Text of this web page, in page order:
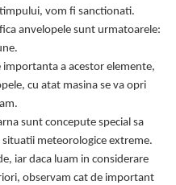
vom fi sanctionati.
anvelopele sunt urmatoarele:
a acestor elemente,
cu atat masina se va opri
sunt concepute special sa
meteorologice extreme.
iar daca luam in considerare
observam cat de important